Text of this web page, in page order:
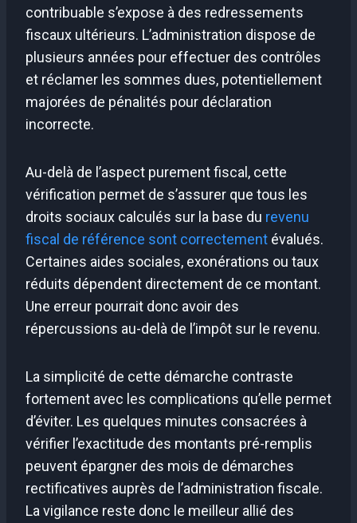
contribuable s’expose à des redressements
fiscaux ultérieurs. L’administration dispose de
plusieurs années pour effectuer des contrôles
et réclamer les sommes dues, potentiellement
majorées de pénalités pour déclaration
incorrecte.
Au-delà de l’aspect purement fiscal, cette
vérification permet de s’assurer que tous les
droits sociaux calculés sur la base du revenu
fiscal de référence sont correctement évalués.
Certaines aides sociales, exonérations ou taux
réduits dépendent directement de ce montant.
Une erreur pourrait donc avoir des
répercussions au-delà de l’impôt sur le revenu.
La simplicité de cette démarche contraste
fortement avec les complications qu’elle permet
d’éviter. Les quelques minutes consacrées à
vérifier l’exactitude des montants pré-remplis
peuvent épargner des mois de démarches
rectificatives auprès de l’administration fiscale.
La vigilance reste donc le meilleur allié des